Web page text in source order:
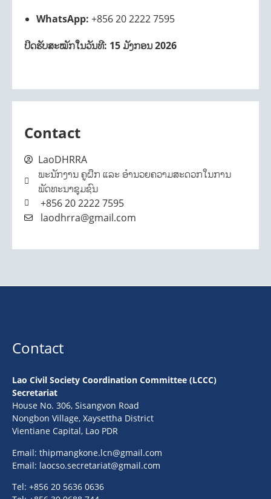
WhatsApp: +856 20 2222 7595
ປິດຮັບສະໝັກໃນວັນທີ: 15 ມັງກອນ 2026
Contact
LaoDHRRA
ພະນັກງານ ຄູຝຶກ ແລະ ອຳນວຍຄວາມສະດວກໃນການ
ພັດທະນາຊຸມຊົນ
+856 20 2222 7595
laodhrra@gmail.com
Contact
Lao Civil Society Coordination Committee (LCCC)
Secretariat
House No. 306, Sisangvon Road
Nongbon Village, Xaysettha District
Vientiane Capital, Lao PDR
Email: thipmangkone.lcn@gmail.com
Email: laocso.secretariat@gmail.com
Tel: +856 20 5636 0636